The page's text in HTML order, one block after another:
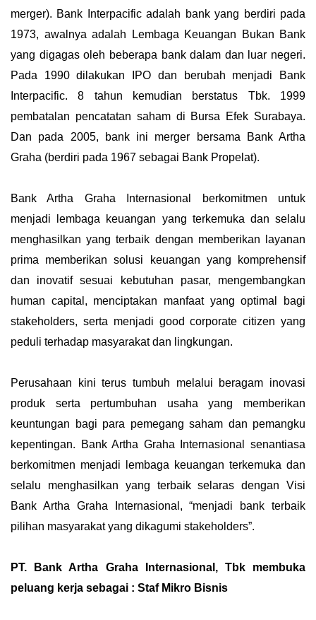
merger). Bank Interpacific adalah bank yang berdiri pada
1973, awalnya adalah Lembaga Keuangan Bukan Bank
yang digagas oleh beberapa bank dalam dan luar negeri.
Pada 1990 dilakukan IPO dan berubah menjadi Bank
Interpacific. 8 tahun kemudian berstatus Tbk. 1999
pembatalan pencatatan saham di Bursa Efek Surabaya.
Dan pada 2005, bank ini merger bersama Bank Artha
Graha (berdiri pada 1967 sebagai Bank Propelat).
Bank Artha Graha Internasional berkomitmen untuk
menjadi lembaga keuangan yang terkemuka dan selalu
menghasilkan yang terbaik dengan memberikan layanan
prima memberikan solusi keuangan yang komprehensif
dan inovatif sesuai kebutuhan pasar, mengembangkan
human capital, menciptakan manfaat yang optimal bagi
stakeholders, serta menjadi good corporate citizen yang
peduli terhadap masyarakat dan lingkungan.
Perusahaan kini terus tumbuh melalui beragam inovasi
produk serta pertumbuhan usaha yang memberikan
keuntungan bagi para pemegang saham dan pemangku
kepentingan. Bank Artha Graha Internasional senantiasa
berkomitmen menjadi lembaga keuangan terkemuka dan
selalu menghasilkan yang terbaik selaras dengan Visi
Bank Artha Graha Internasional, “menjadi bank terbaik
pilihan masyarakat yang dikagumi stakeholders”.
PT. Bank Artha Graha Internasional, Tbk membuka
peluang kerja sebagai : Staf Mikro Bisnis